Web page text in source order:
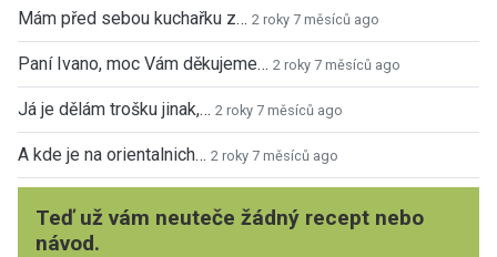
Mám před sebou kuchařku z… 2 roky 7 měsíců ago
Paní Ivano, moc Vám děkujeme… 2 roky 7 měsíců ago
Já je dělám trošku jinak,… 2 roky 7 měsíců ago
A kde je na orientalnich… 2 roky 7 měsíců ago
Teď už vám neuteče žádný recept nebo
návod.